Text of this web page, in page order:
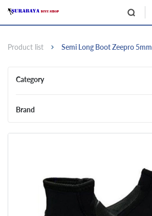
Product list Semi Long Boot Zeepro 5mm
Category
Brand